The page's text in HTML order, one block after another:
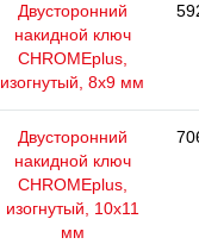
Двусторонний
накидной ключ
CHROMEplus,
изогнутый, 8х9 мм
Двусторонний
накидной ключ
CHROMEplus,
изогнутый, 10х11
мм